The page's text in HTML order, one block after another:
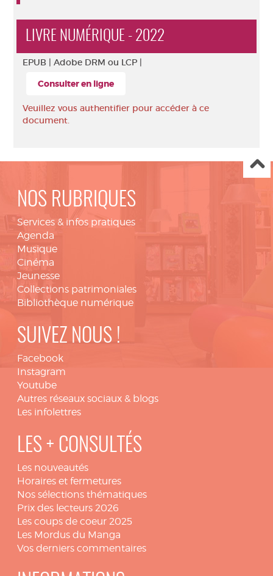
LIVRE NUMÉRIQUE - 2022
EPUB | Adobe DRM ou LCP |
Consulter en ligne
Veuillez vous authentifier pour accéder à ce
document.
NOS RUBRIQUES
Services & infos pratiques
Agenda
Musique
Cinéma
Jeunesse
Collections patrimoniales
Bibliothèque numérique
SUIVEZ NOUS !
Facebook
Instagram
Youtube
Autres réseaux sociaux & blogs
Les infolettres
LES + CONSULTÉS
Les nouveautés
Horaires et fermetures
Nos sélections thématiques
Prix des lecteurs 2026
Les coups de coeur 2025
Les Mordus du Manga
Vos derniers commentaires